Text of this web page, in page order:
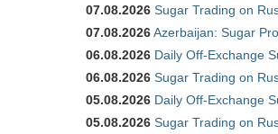
07.08.2026 Sugar Trading on
07.08.2026Azerbaijan: Sugar
06.08.2026 Daily Off-Exchange
06.08.2026 Sugar Trading on
05.08.2026 Daily Off-Exchange
05.08.2026 Sugar Trading on